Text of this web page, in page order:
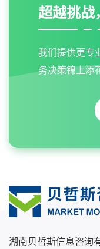
超越挑战
我们提供更专
务决策锦上添
湖南贝哲斯信息咨询